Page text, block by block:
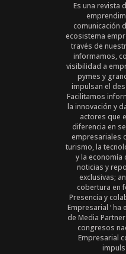
Es una revista
comunicación
ecosistema
través de
informamos,
visibilidad a
pymes y
impulsan el
Facilitamos
la innovación y
actores que
diferencia en
empresariales
turismo, la
y la economía
noticias y
exclusivas;
cobertura en
Presencia y
Empresarial ‘
de Media
congresos
Empresarial